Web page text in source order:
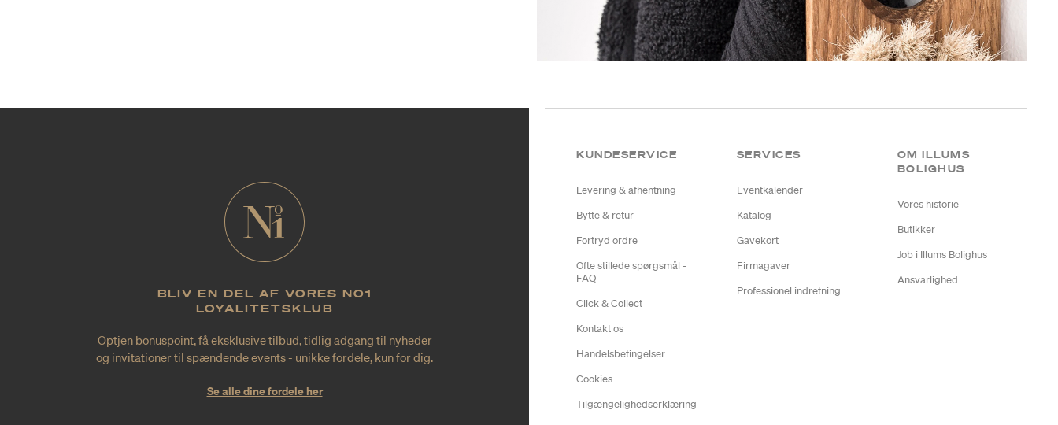
BLIV EN DEL AF VORES NO1
LOYALITETSKLUB
Optjen bonuspoint, få eksklusive tilbud, tidlig adgang til nyheder
og invitationer til spændende events - unikke fordele, kun for dig.
Se alle dine fordele her
KUNDESERVICE
Levering & afhentning
Bytte & retur
Fortryd ordre
Ofte stillede spørgsmål -
FAQ
Click & Collect
Kontakt os
Handelsbetingelser
Cookies
Tilgængelighedserklæring
SERVICES
Eventkalender
Katalog
Gavekort
Firmagaver
Professionel indretning
OM ILLUMS
BOLIGHUS
Vores historie
Butikker
Job i Illums Bolighus
Ansvarlighed